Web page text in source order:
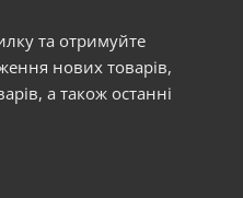
та отримуйте
нових товарів,
а також останні